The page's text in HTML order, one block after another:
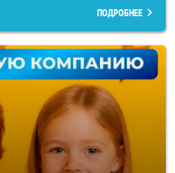
ПОДРОБНЕЕ